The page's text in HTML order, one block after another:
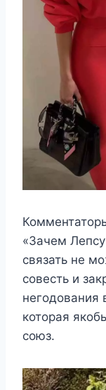
«Зачем
связать не
совесть и
негодования
которая
союз.